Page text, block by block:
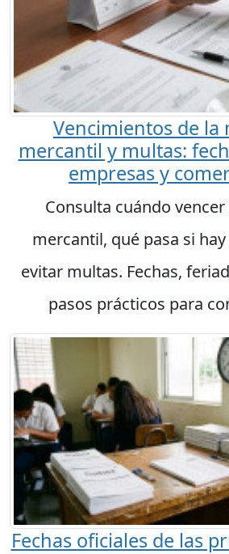
Vencimientos de la
mercantil y multas:
empresas y
Consulta cuándo
mercantil, qué pasa si
evitar multas. Fechas,
pasos prácticos para
Fechas oficiales de las